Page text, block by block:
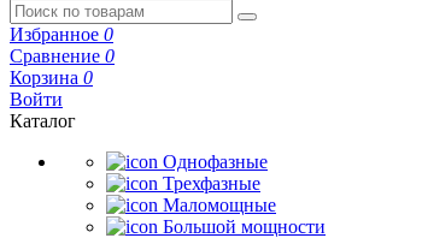
Избранное 0
Сравнение 0
Корзина 0
Войти
Каталог
Однофазные
Трехфазные
Маломощные
Большой мощности